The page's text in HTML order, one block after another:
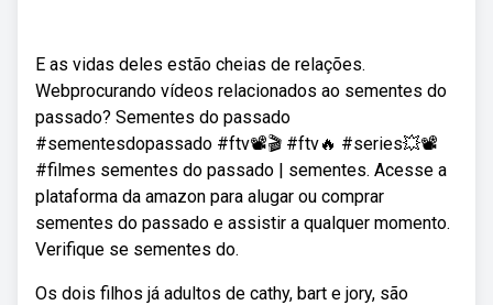
E as vidas deles estão cheias de relações.
Webprocurando vídeos relacionados ao sementes do
passado? Sementes do passado
#sementesdopassado #ftv📽🎬 #ftv🔥 #series💥📽️
#filmes sementes do passado | sementes. Acesse a
plataforma da amazon para alugar ou comprar
sementes do passado e assistir a qualquer momento.
Verifique se sementes do.
Os dois filhos já adultos de cathy, bart e jory, são